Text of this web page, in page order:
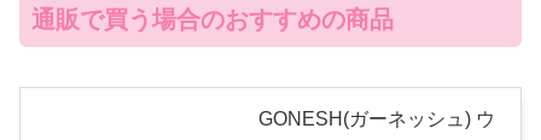
通販で買う場合のおすすめの商品
GONESH(ガーネッシュ) ウ